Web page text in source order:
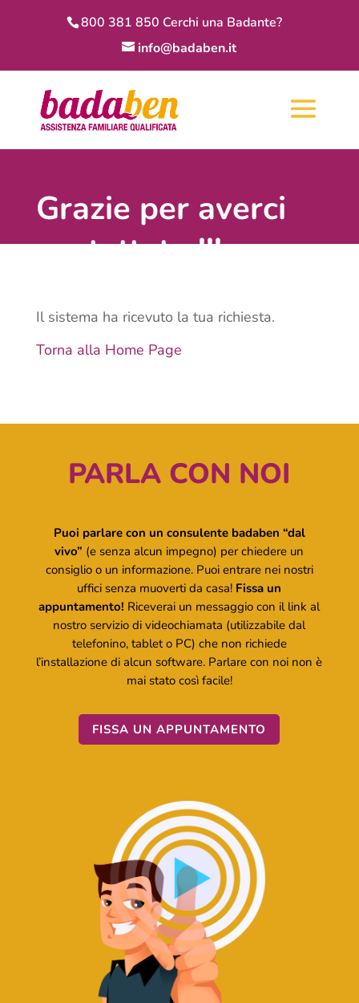
800 381 850 Cerchi una Badante?
info@badaben.it
Grazie per averci
contattato !!!
Il sistema ha ricevuto la tua richiesta.
Torna alla Home Page
PARLA CON NOI
Puoi parlare con un consulente badaben “dal
vivo” (e senza alcun impegno) per chiedere un
consiglio o un informazione. Puoi entrare nei nostri
uffici senza muoverti da casa! Fissa un
appuntamento! Riceverai un messaggio con il link al
nostro servizio di videochiamata (utilizzabile dal
telefonino, tablet o PC) che non richiede
l’installazione di alcun software. Parlare con noi non è
mai stato così facile!
FISSA UN APPUNTAMENTO